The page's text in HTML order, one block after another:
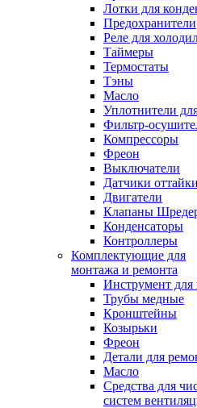
Лотки для
Предохранители
Реле для
Таймеры
Термостаты
Тэны
Масло
Уплотнители
Фильтр-
Компрессоры
Фреон
Выключатели
Датчики оттайки
Двигатели
Клапаны
Конденсаторы
Контроллеры
Комплектующие для
монтажа и ремонта
Инструмент для
Трубы медные
Кронштейны
Козырьки
Фреон
Детали для
Масло
Средства для
систем